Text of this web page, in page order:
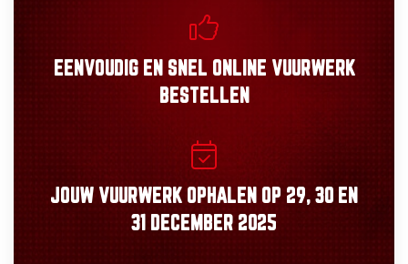
EENVOUDIGEN SNEL ONLINE VUURWERK
BESTELLEN
JOUW VUURWERK OPHALEN OP 29, 30 EN
31 DECEMBER 2025